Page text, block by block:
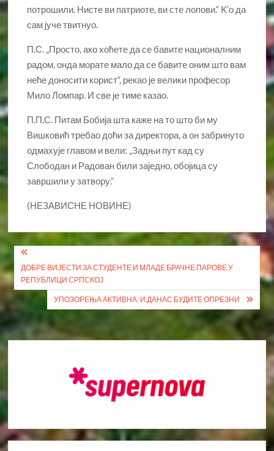
потрошили. Нисте ви патриоте, ви сте лопови.“ K’о да
сам јуче твитнуо.
П.С. „Просто, ако хоћете да се бавите националним
радом, онда морате мало да се бавите оним што вам
неће доносити корист“, рекао је велики професор
Мило Ломпар. И све је тиме казао.
П.П.С. Питам Бобија шта каже на то што би му
Вишковић требао доћи за директора, а он забринуто
одмахује главом и вели: „Задњи пут кад су
Слободан и Радован били заједно, обојица су
завршили у затвору.“
(НЕЗАВИСНЕ НОВИНЕ)
Кретање
чланка
ДОБРЕ ВИЈЕСТИ ЗА СТУДЕНТЕ И МЛАДЕ БРАЧНЕ ПАРОВЕ У
РЕПУБЛИЦИ СРПСКОЈ
УПОЗОРЕЊА АКТИВНА: И ДАНАС БУДИТЕ ОПРЕЗНИ